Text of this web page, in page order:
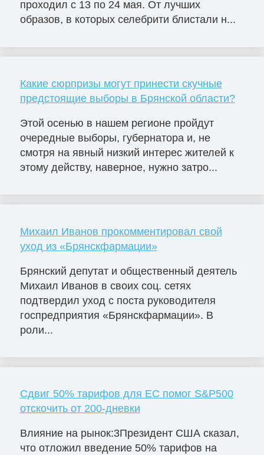
проходил с 13 по 24 мая. От лучших
образов, в которых селебрити блистали н...
Какие сюрпризы могут принести скучные
предстоящие выборы в Брянской области?
Этой осенью в нашем регионе пройдут
очередные выборы, губернатора и, не
смотря на явный низкий интерес жителей к
этому действу, наверное, нужно затро...
Михаил Иванов прокомментировал свой
уход из «Брянскфармации»
Брянский депутат и общественный деятель
Михаил Иванов в своих соц. сетях
подтвердил уход с поста руководителя
госпредприятия «Брянскфармации». В
роли...
Сдвиг 50% тарифов для ЕС помог S&P500
отскочить от 200-дневки
Влияние на рынок:3Президент США сказал,
что отложил введение 50% тарифов на